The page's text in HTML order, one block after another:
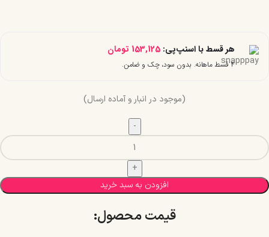
هر قسط با اسنپ‌پی: 153,125 تومان
۴ قسط ماهانه. بدون سود، چک و ضامن.
(موجود در انبار و آماده ارسال)
افزودن به سبد خرید
قیمت محصول:​